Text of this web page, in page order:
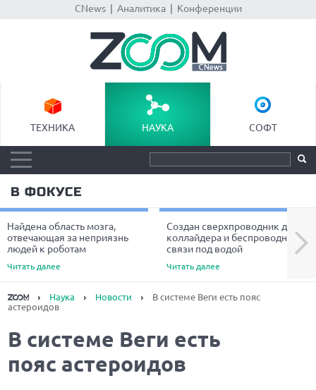
CNews| Аналитика| Конференции
ТЕХНИКА НАУКА СОФТ
В ФОКУСЕ
Найдена область мозга,
отвечающая за неприязнь
людей к роботам
Читать далее
Создан сверхпроводник для
коллайдера и беспроводной
связи под водой
Читать далее
Next
Наука Новости
В системе Веги есть пояс
астероидов
В системе Веги есть
пояс астероидов